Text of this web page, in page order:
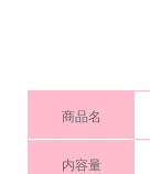
商品名
内容量